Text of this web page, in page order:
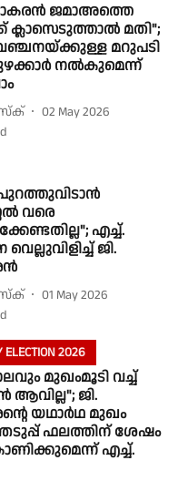
ജമാഅത്തെ
ക്ലാസെടുത്താൽ മതി";
വഞ്ചനയ്ക്കുള്ള മറുപടി
നൽകുമെന്ന്
02 May 2026
വരെ
എച്ച്.
ജി.
01 May 2026
ELECTION 2026
മുഖംമൂടി വച്ച്
ആവില്ല"; ജി.
യഥാർഥ മുഖം
ഫലത്തിന് ശേഷം
എച്ച്.